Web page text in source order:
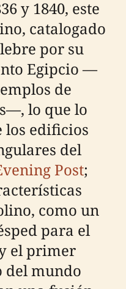
y 1840, este
catalogado
por su
Egipcio —
de
lo que lo
los edificios
del
Post;
como un
para el
el primer
mundo